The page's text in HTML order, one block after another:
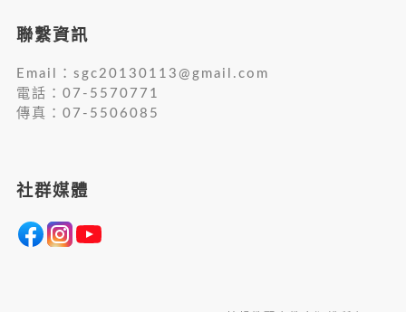
聯繫資訊
Email：sgc20130113@gmail.com
電話：07-5570771
傳真：07-5506085
社群媒體